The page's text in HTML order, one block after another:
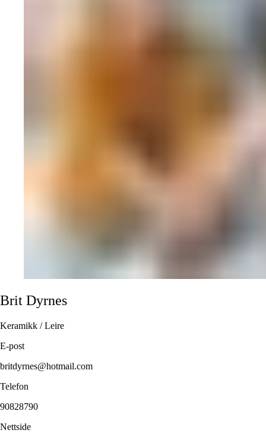
Brit Dyrnes
Keramikk / Leire
E-post
britdyrnes@hotmail.com
Telefon
90828790
Nettside